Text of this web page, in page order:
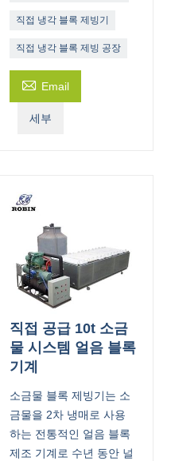
직접 냉각 블록 제빙기
직접 냉각 블록 제빙 공장
 Email
세부
직접 공급 10t 소금
물 시스템 얼음 블록
기계
소금물 블록 제빙기는 소
금물을 2차 냉매로 사용
하는 전통적인 얼음 블록
제조 기계로 수년 동안 널